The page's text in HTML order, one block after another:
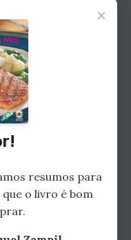
camarões,
Há receitas para
assados e
como paella e
×
resumos para
o livro é bom